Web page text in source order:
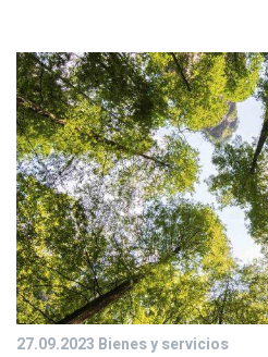
27.09.2023 Bienes y servicios